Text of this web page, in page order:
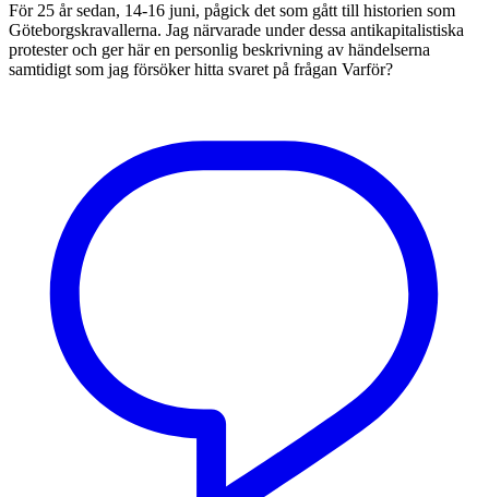
För 25 år sedan, 14-16 juni, pågick det som gått till historien som
Göteborgskravallerna. Jag närvarade under dessa antikapitalistiska
protester och ger här en personlig beskrivning av händelserna
samtidigt som jag försöker hitta svaret på frågan Varför?